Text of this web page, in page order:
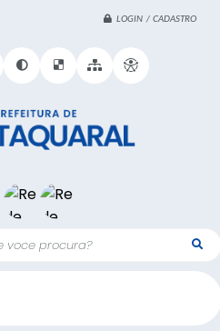
LOGIN / CADASTRO